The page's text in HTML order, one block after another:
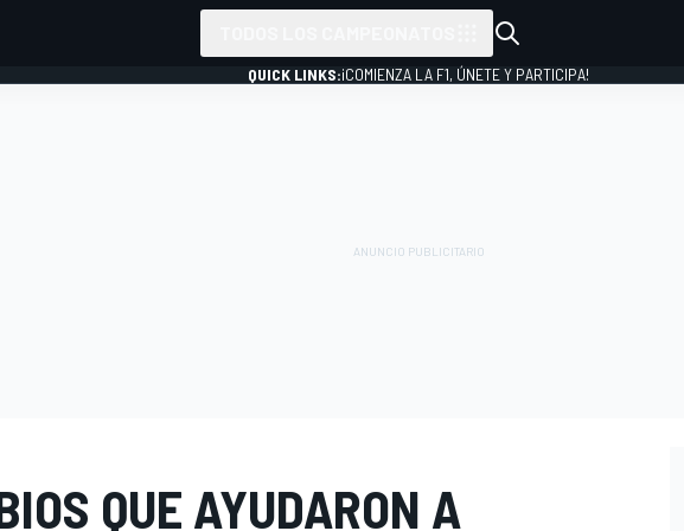
QUICK LINKS:¡COMIENZA LA F1, ÚNETE Y PARTICIPA!
QUE AYUDARON A